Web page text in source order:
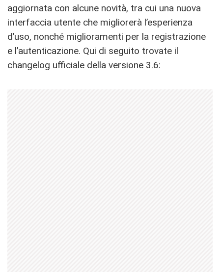
aggiornata con alcune novità, tra cui una nuova
interfaccia utente che migliorerà l’esperienza
d’uso, nonché miglioramenti per la registrazione
e l’autenticazione. Qui di seguito trovate il
changelog ufficiale della versione 3.6: